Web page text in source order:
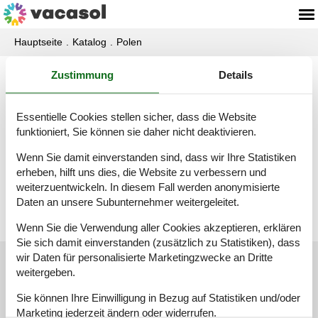
Hauptseite Katalog Polen
Katalog - Polen - H
Hel
Houses
Kundenservice
(+49) 040 8740 6723
Zustimmung Details
Essentielle Cookies stellen sicher, dass die Website
funktioniert, Sie können sie daher nicht deaktivieren.
Wenn Sie damit einverstanden sind, dass wir Ihre Statistiken
erheben, hilft uns dies, die Website zu verbessern und
weiterzuentwickeln. In diesem Fall werden anonymisierte
Daten an unsere Subunternehmer weitergeleitet.
Wenn Sie die Verwendung aller Cookies akzeptieren, erklären
Sie sich damit einverstanden (zusätzlich zu Statistiken), dass
wir Daten für personalisierte Marketingzwecke an Dritte
weitergeben.
Sie können Ihre Einwilligung in Bezug auf Statistiken und/oder
Marketing jederzeit ändern oder widerrufen.